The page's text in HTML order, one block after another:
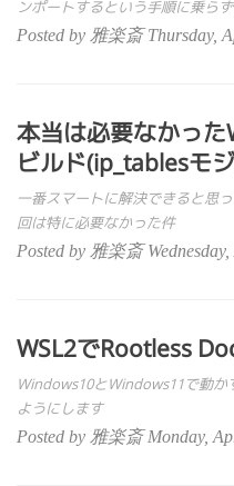
ンポートするという手順に乗ら
Posted by 雅楽斎 Thursday,
本当は必要なかった
ビルド(ip_tablesモ
一番スマートに解決できると思
回は特に必要なかった件
Posted by 雅楽斎
WSL2でRootless
Windows10とWindows11で動か
ようにします
Posted by 雅楽斎 Monday,